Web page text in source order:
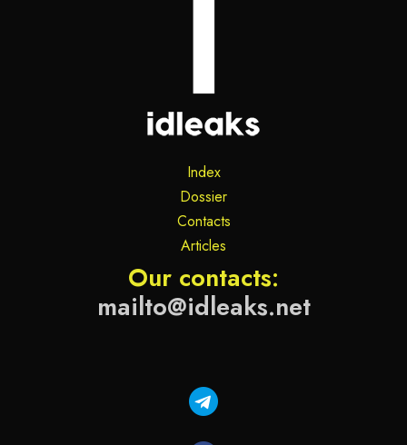
Index
Dossier
Contacts
Articles
Our contacts:
mailto@idleaks.net